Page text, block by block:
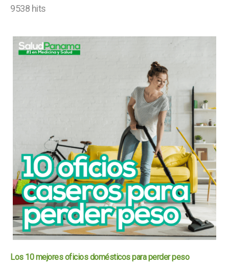
9538 hits
Los 10 mejores oficios domésticos para perder peso